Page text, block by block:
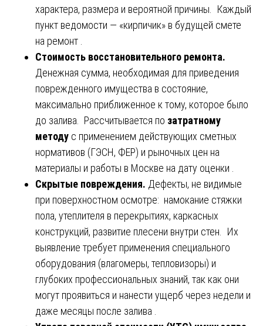
характера, размера и вероятной причины. Каждый
пункт ведомости — «кирпичик» в будущей смете
на ремонт .
Стоимость восстановительного ремонта.
Денежная сумма, необходимая для приведения
поврежденного имущества в состояние,
максимально приближенное к тому, которое было
до залива. Рассчитывается по затратному
методу с применением действующих сметных
нормативов (ГЭСН, ФЕР) и рыночных цен на
материалы и работы в Москве на дату оценки .
Скрытые повреждения. Дефекты, не видимые
при поверхностном осмотре: намокание стяжки
пола, утеплителя в перекрытиях, каркасных
конструкций, развитие плесени внутри стен. Их
выявление требует применения специального
оборудования (влагомеры, тепловизоры) и
глубоких профессиональных знаний, так как они
могут проявиться и нанести ущерб через недели и
даже месяцы после залива .